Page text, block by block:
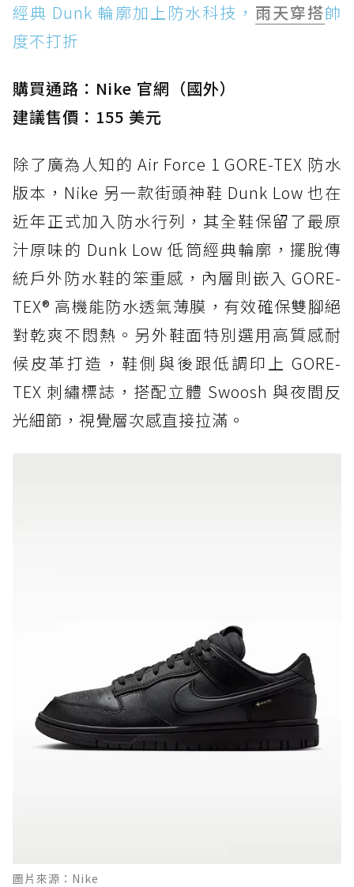
經典 Dunk 輪廓加上防水科技， 雨天穿搭帥
度不打折
購買通路：Nike 官網（國外）
建議售價：155 美元
除了廣為人知的 Air Force 1 GORE-TEX 防水
版本，Nike 另一款街頭神鞋 Dunk Low 也在
近年正式加入防水行列，其全鞋保留了最原
汁原味的 Dunk Low 低筒經典輪廓，擺脫傳
統戶外防水鞋的笨重感，內層則嵌入 GORE-
TEX® 高機能防水透氣薄膜，有效確保雙腳絕
對乾爽不悶熱。另外鞋面特別選用高質感耐
候皮革打造，鞋側與後跟低調印上 GORE-
TEX 刺繡標誌，搭配立體 Swoosh 與夜間反
光細節，視覺層次感直接拉滿。
圖片來源：Nike